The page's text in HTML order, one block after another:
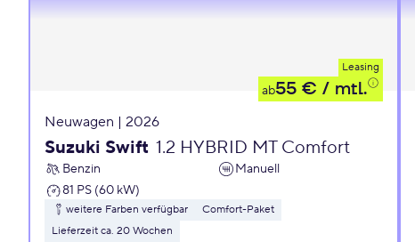
Leasing
ab55 € / mtl.
Neuwagen | 2026
Suzuki Swift 1.2 HYBRID MT Comfort
Benzin
Manuell
81 PS (60 kW)
weitere Farben verfügbar
Comfort-Paket
Lieferzeit ca. 20 Wochen